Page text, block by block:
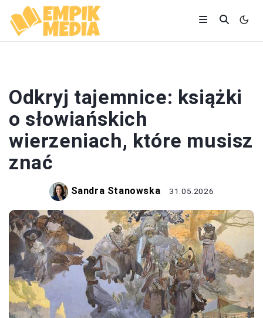
Odkryj tajemnice: książki
o słowiańskich
wierzeniach, które musisz
znać
Sandra Stanowska 31.05.2026